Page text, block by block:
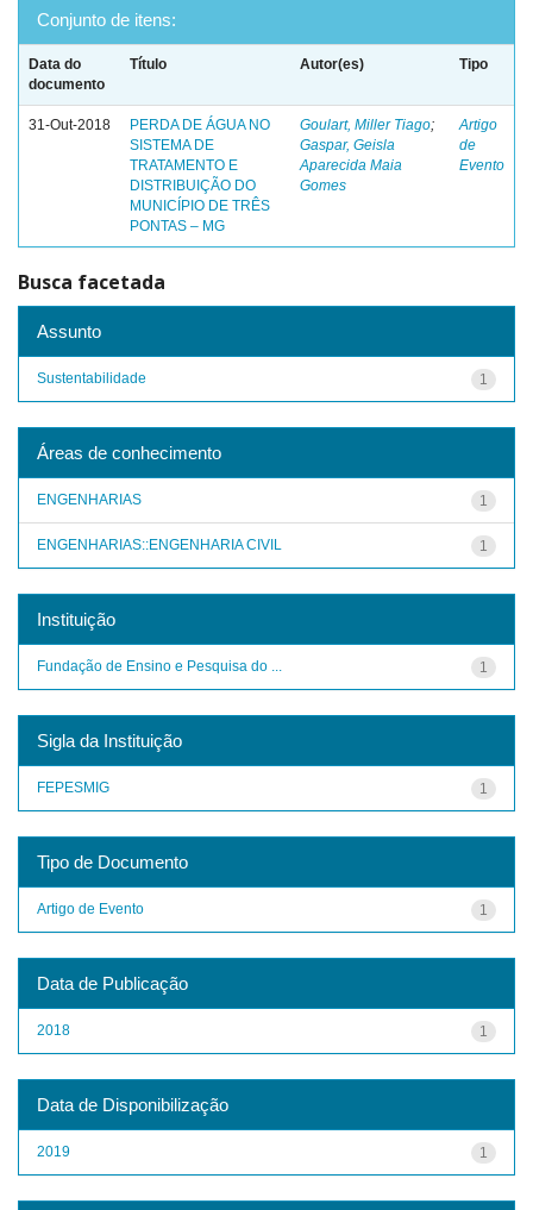
Conjunto de itens:
Data do
documento
Título Autor(es) Tipo
31-Out-2018
PERDA DE ÁGUA NO
SISTEMA DE
TRATAMENTO E
DISTRIBUIÇÃO DO
MUNICÍPIO DE TRÊS
PONTAS – MG
Goulart, Miller Tiago;
Gaspar, Geisla
Aparecida Maia
Gomes
Artigo
de
Evento
Busca facetada
Assunto
1
Sustentabilidade
Áreas de conhecimento
1
ENGENHARIAS
1
ENGENHARIAS::ENGENHARIA CIVIL
Instituição
1
Fundação de Ensino e Pesquisa do ...
Sigla da Instituição
1
FEPESMIG
Tipo de Documento
1
Artigo de Evento
Data de Publicação
1
2018
Data de Disponibilização
1
2019